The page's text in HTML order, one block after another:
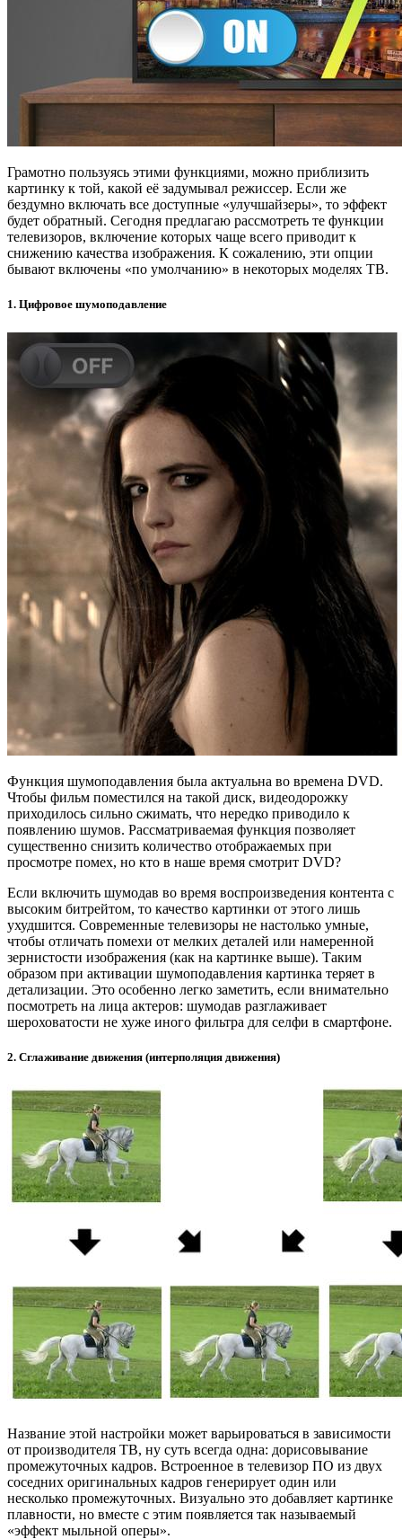
Грамотно пользуясь этими функциями, можно приблизить
картинку к той, какой её задумывал режиссер. Если же
бездумно включать все доступные «улучшайзеры», то эффект
будет обратный. Сегодня предлагаю рассмотреть те функции
телевизоров, включение которых чаще всего приводит к
снижению качества изображения. К сожалению, эти опции
бывают включены «по умолчанию» в некоторых моделях ТВ.
1. Цифровое шумоподавление
Функция шумоподавления была актуальна во времена DVD.
Чтобы фильм поместился на такой диск, видеодорожку
приходилось сильно сжимать, что нередко приводило к
появлению шумов. Рассматриваемая функция позволяет
существенно снизить количество отображаемых при
просмотре помех, но кто в наше время смотрит DVD?
Если включить шумодав во время воспроизведения контента с
высоким битрейтом, то качество картинки от этого лишь
ухудшится. Современные телевизоры не настолько умные,
чтобы отличать помехи от мелких деталей или намеренной
зернистости изображения (как на картинке выше). Таким
образом при активации шумоподавления картинка теряет в
детализации. Это особенно легко заметить, если внимательно
посмотреть на лица актеров: шумодав разглаживает
шероховатости не хуже иного фильтра для селфи в смартфоне.
2. Сглаживание движения (интерполяция движения)
Название этой настройки может варьироваться в зависимости
от производителя ТВ, ну суть всегда одна: дорисовывание
промежуточных кадров. Встроенное в телевизор ПО из двух
соседних оригинальных кадров генерирует один или
несколько промежуточных. Визуально это добавляет картинке
плавности, но вместе с этим появляется так называемый
«эффект мыльной оперы».